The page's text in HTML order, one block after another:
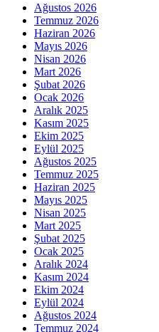
Ağustos 2026
Temmuz 2026
Haziran 2026
Mayıs 2026
Nisan 2026
Mart 2026
Şubat 2026
Ocak 2026
Aralık 2025
Kasım 2025
Ekim 2025
Eylül 2025
Ağustos 2025
Temmuz 2025
Haziran 2025
Mayıs 2025
Nisan 2025
Mart 2025
Şubat 2025
Ocak 2025
Aralık 2024
Kasım 2024
Ekim 2024
Eylül 2024
Ağustos 2024
Temmuz 2024